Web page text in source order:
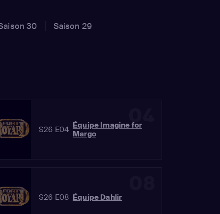
30
Saison 29
04
S26 E04 Équipe Imagine for
Margo
S26 E08 Équipe Dahlir